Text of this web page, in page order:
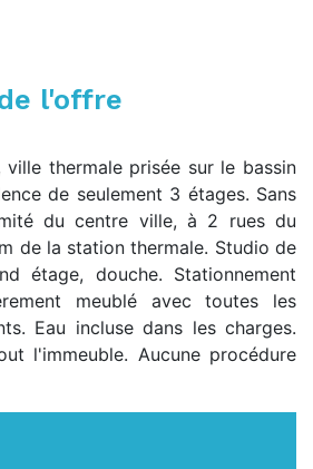
l'offre
ville thermale prisée sur le bassin
de seulement 3 étages. Sans
du centre ville, à 2 rues du
de la station thermale. Studio de
étage, douche. Stationnement
meublé avec toutes les
Eau incluse dans les charges.
l'immeuble. Aucune procédure